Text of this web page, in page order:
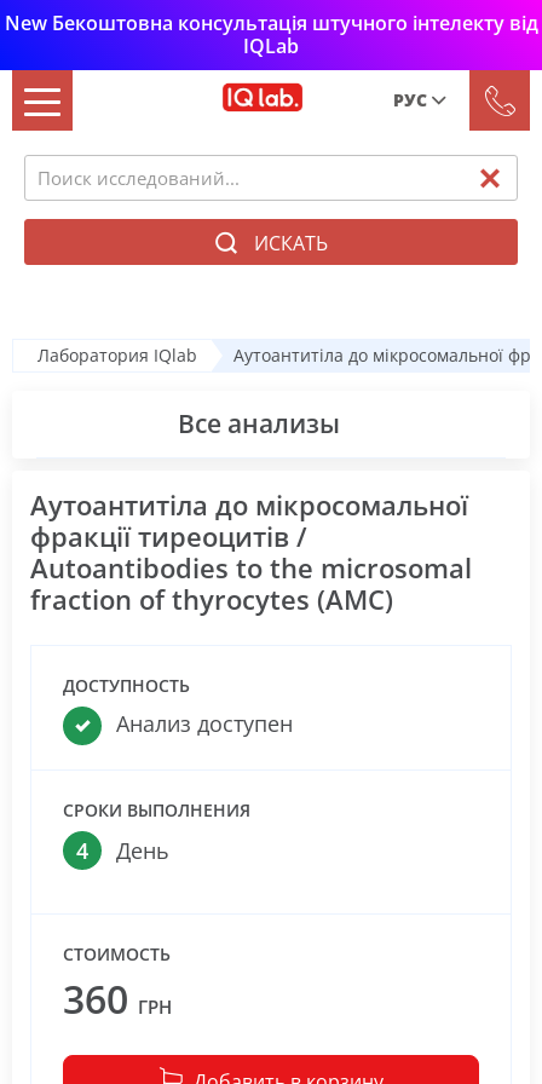
New Бекоштовна консультація штучного інтелекту від
IQLab
РУС
Укр
ИСКАТЬ
Лаборатория IQlab Аутоантитіла до мікросомальної
Все анализы
Аутоантитіла до мікросомальної
фракції тиреоцитів /
Autoantibodies to the microsomal
fraction of thyrocytes (АМС)
ДОСТУПНОСТЬ
Анализ доступен
СРОКИ ВЫПОЛНЕНИЯ
4 День
СТОИМОСТЬ
360 ГРН